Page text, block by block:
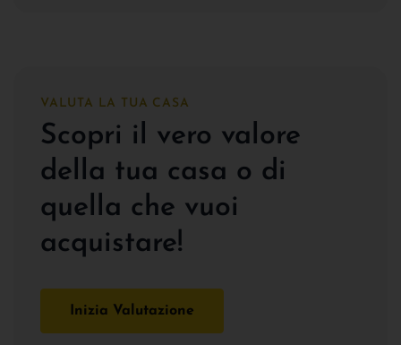
VALUTA LA TUA CASA
Scopri il vero valore
della tua casa o di
quella che vuoi
acquistare!
Inizia Valutazione